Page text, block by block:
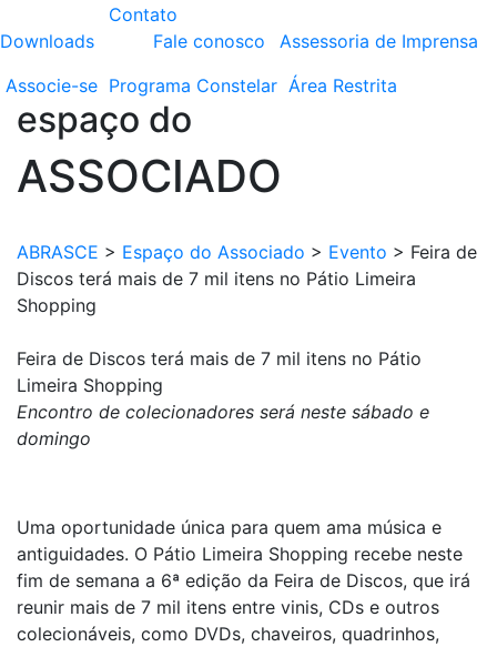
Downloads
Contato
Fale conosco
Assessoria de Imprensa
Associe-se Programa Constelar Área Restrita
espaço do
ASSOCIADO
ABRASCE > Espaço do Associado > Evento > Feira de
Discos terá mais de 7 mil itens no Pátio Limeira
Shopping
Feira de Discos terá mais de 7 mil itens no Pátio
Limeira Shopping
Encontro de colecionadores será neste sábado e
domingo
Uma oportunidade única para quem ama música e
antiguidades. O Pátio Limeira Shopping recebe neste
fim de semana a 6ª edição da Feira de Discos, que irá
reunir mais de 7 mil itens entre vinis, CDs e outros
colecionáveis, como DVDs, chaveiros, quadrinhos,